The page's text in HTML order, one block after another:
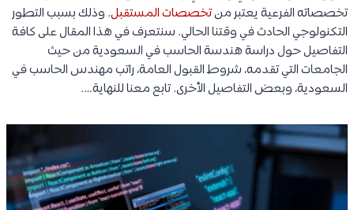
تخصصاته الفرعية يعتبر منتخصصات المستقبل. وذلك بسبب التطور
التكنولوجي الحادث في وقتنا الحالي. سنتعرف في هذا المقال على كافة
التفاصيل حول دراسة هندسة الحاسب في السعودية من حيث
الجامعات التي تقدمه، شروط القبول العامة، راتب مهندس الحاسب في
السعودية، وبعض التفاصيل الأخرى. تابع معنا للنهاية….